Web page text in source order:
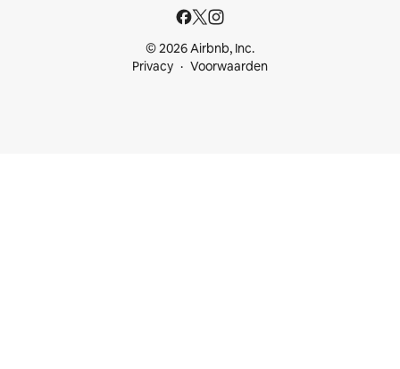
© 2026 Airbnb, Inc.
Privacy
Voorwaarden